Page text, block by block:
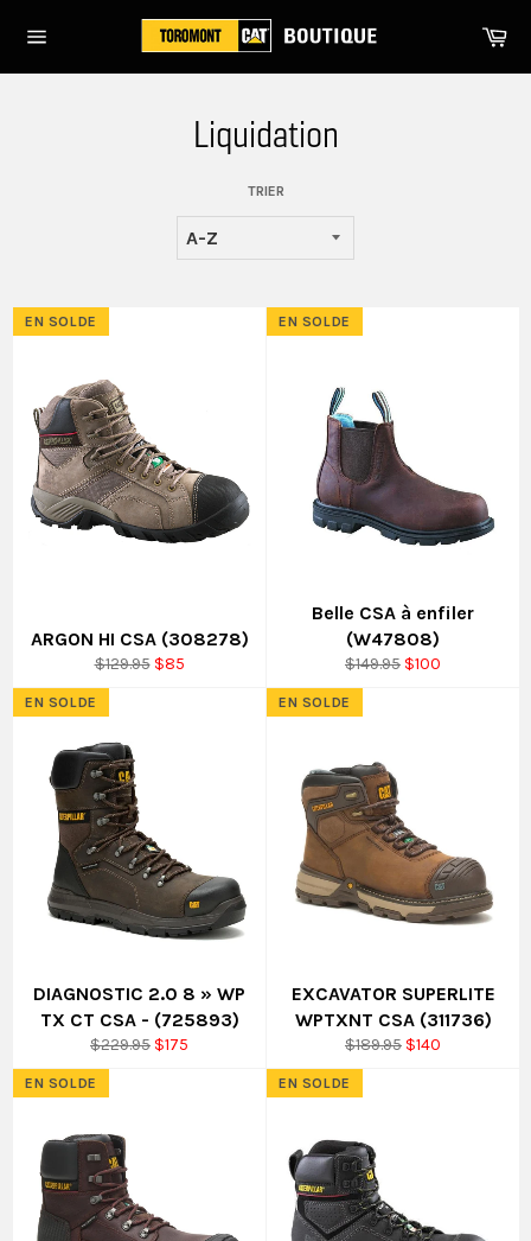
Liquidation
TRIER
ARGON HI CSA (308278)
Prix
régulier
$129.95 Prix
$85
EN SOLDE
Belle CSA à enfiler
(W47808)
Prix
régulier
$149.95 Prix
$100
EN SOLDE
DIAGNOSTIC 2.0 8 » WP
TX CT CSA - (725893)
Prix
régulier
$229.95 Prix
$175
EN SOLDE
EXCAVATOR SUPERLITE
WPTXNT CSA (311736)
Prix
régulier
$189.95 Prix
$140
EN SOLDE
EN SOLDE EN SOLDE